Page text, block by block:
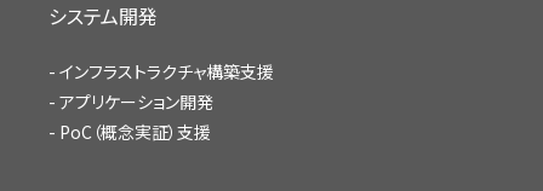
システム開発
インフラストラクチャ構築支援
アプリケーション開発
PoC（概念実証）支援